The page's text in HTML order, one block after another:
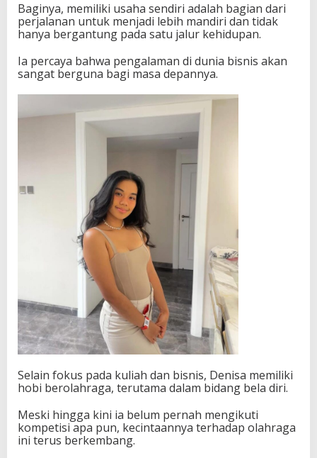
Baginya, memiliki usaha sendiri adalah bagian dari
perjalanan untuk menjadi lebih mandiri dan tidak
hanya bergantung pada satu jalur kehidupan.
Ia percaya bahwa pengalaman di dunia bisnis akan
sangat berguna bagi masa depannya.
Selain fokus pada kuliah dan bisnis, Denisa memiliki
hobi berolahraga, terutama dalam bidang bela diri.
Meski hingga kini ia belum pernah mengikuti
kompetisi apa pun, kecintaannya terhadap olahraga
ini terus berkembang.